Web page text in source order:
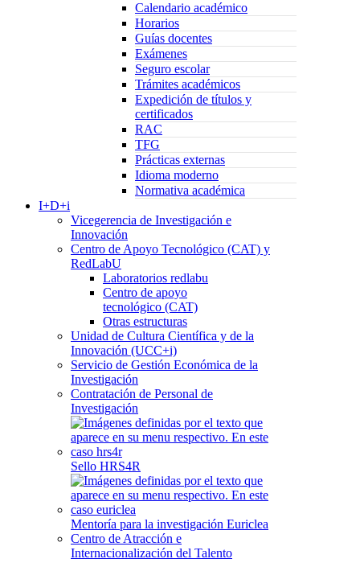
Calendario académico
Horarios
Guías docentes
Exámenes
Seguro escolar
Trámites académicos
Expedición de títulos y
certificados
RAC
TFG
Prácticas externas
Idioma moderno
Normativa académica
I+D+i
Vicegerencia de Investigación e
Innovación
Centro de Apoyo Tecnológico (CAT) y
RedLabU
Laboratorios redlabu
Centro de apoyo
tecnológico (CAT)
Otras estructuras
Unidad de Cultura Científica y de la
Innovación (UCC+i)
Servicio de Gestión Económica de la
Investigación
Contratación de Personal de
Investigación
Sello HRS4R
Mentoría para la investigación Euriclea
Centro de Atracción e
Internacionalización del Talento